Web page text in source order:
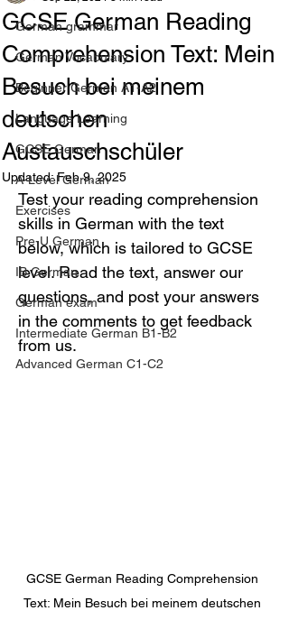
German grammar
German Vocabulary
Beginner German A1-A2
Language Learning
GCSE German
A-Level German
Exercises
Pre-U German
IB German
German exam
Intermediate German B1-B2
Advanced German C1-C2
GCSE German Reading
Comprehension Text: Mein
Besuch bei meinem
deutschen
Austauschschüler
Updated:Feb 9, 2025
Test your reading comprehension
skills in German with the text
below, which is tailored to GCSE
level. Read the text, answer our
questions, and post your answers
in the comments to get feedback
from us.
GCSE German Reading Comprehension
Text: Mein Besuch bei meinem deutschen